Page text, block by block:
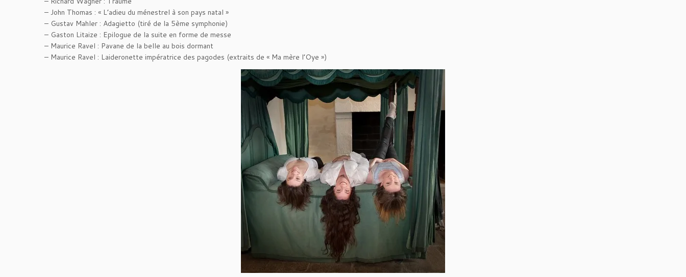
– John Thomas : « L’adieu du ménestrel à son pays natal »
– Gustav Mahler : Adagietto (tiré de la 5ème symphonie)
– Gaston Litaize : Epilogue de la suite en forme de messe
– Maurice Ravel : Pavane de la belle au bois dormant
– Maurice Ravel : Laideronette impératrice des pagodes (extraits de « Ma mère l’Oye »)